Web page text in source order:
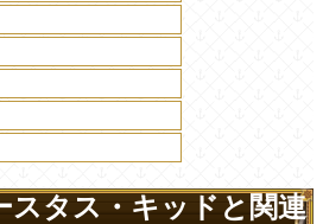
スタス・キッドと関連